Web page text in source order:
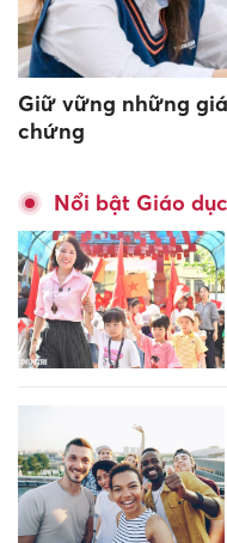
Giữ vững những
chứng
Nổi bật Giáo